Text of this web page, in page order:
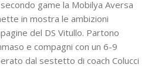
game la Mobilya Aversa
in mostra le ambizioni
del DS Vitullo. Partono
e compagni con un 6-9
dal sestetto di coach Colucci